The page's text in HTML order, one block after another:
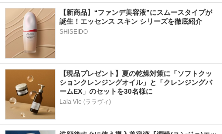
【新商品】“ファンデ美容液”にスムースタイプが
誕生！エッセンス スキン シリーズを徹底紹介
SHISEIDO
【現品プレゼント】夏の乾燥対策に「ソフトクッ
ションクレンジングオイル」と「クレンジングバ
ームEX」のセットを30名様に
Lala Vie (ララヴィ)